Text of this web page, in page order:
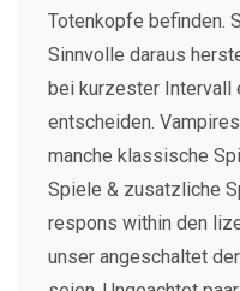
Totenkopfe befinden.
Sinnvolle daraus
bei kurzester Intervall
entscheiden.
manche klassische
Spiele & zusatzliche
respons within den
unser angeschaltet